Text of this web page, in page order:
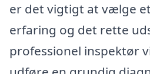
er det vigtigt at vælge
erfaring og det rette
professionel inspektør